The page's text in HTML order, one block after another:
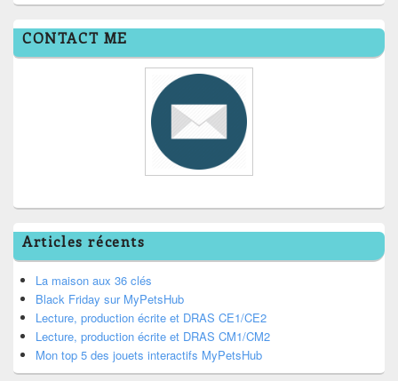
CONTACT ME
Articles récents
La maison aux 36 clés
Black Friday sur MyPetsHub
Lecture, production écrite et DRAS CE1/CE2
Lecture, production écrite et DRAS CM1/CM2
Mon top 5 des jouets interactifs MyPetsHub